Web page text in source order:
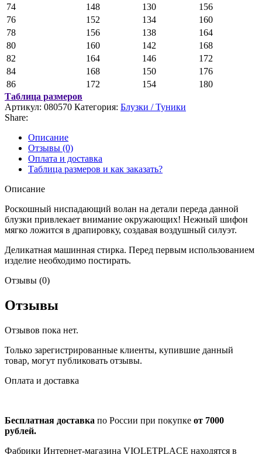
74
148 130
156
76
152 134
160
78
156 138
164
80
160 142
168
82
164 146
172
84
168 150
176
86
172 154
180
Таблица размеров
Артикул: 080570 Категория: Блузки / Туники
Share:
Описание
Отзывы (0)
Оплата и доставка
Таблица размеров и как заказать?
Описание
Роскошный ниспадающий волан на детали переда данной
блузки привлекает внимание окружающих! Нежный шифон
мягко ложится в драпировку, создавая воздушный силуэт.
Деликатная машинная стирка. Перед первым использованием
изделие необходимо постирать.
Отзывы (0)
Отзывы
Отзывов пока нет.
Только зарегистрированные клиенты, купившие данный
товар, могут публиковать отзывы.
Оплата и доставка
Бесплатная доставка по России при покупке от 7000
рублей.
Фабрики Интернет-магазина VIOLETPLACE находятся в